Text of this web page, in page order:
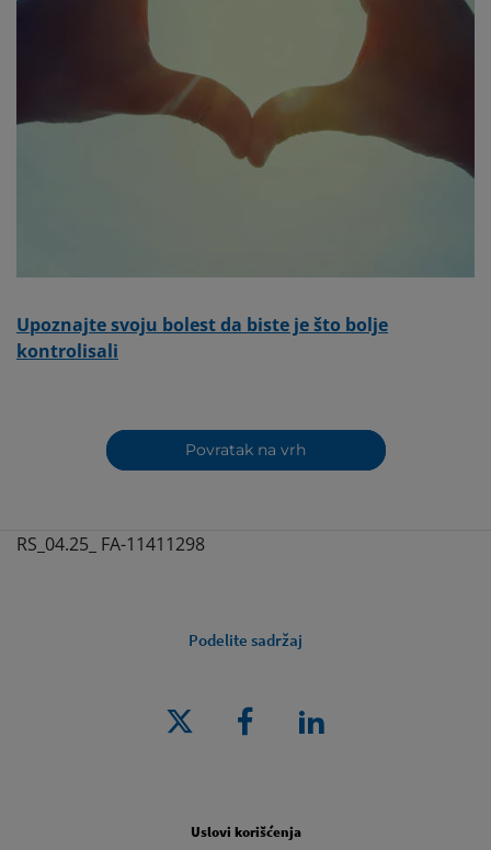
Upoznajte svoju bolest da biste je što bolje
kontrolisali
Povratak na vrh
RS_04.25_ FA-11411298
Podelite sadržaj
Uslovi korišćenja